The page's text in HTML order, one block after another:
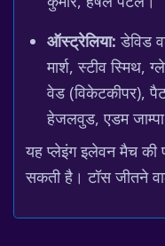
ऑस्ट्रेलिया: डेविड
मार्श, स्टीव स्मिथ,
वेड (विकेटकीपर),
हेजलवुड, एडम
यह प्लेइंग इलेवन मैच की
सकती है। टॉस जीतने